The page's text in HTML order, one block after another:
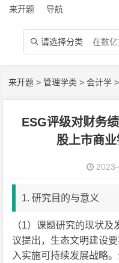
来开题 导航
 请选择分类
来开题 >管理学类 >会计学
ESG评级对财务
股上市商
2023-
1. 研究目的与意义
（1）课题研究的现状及
议提出，生态文明建设
入实施可持续发展战略